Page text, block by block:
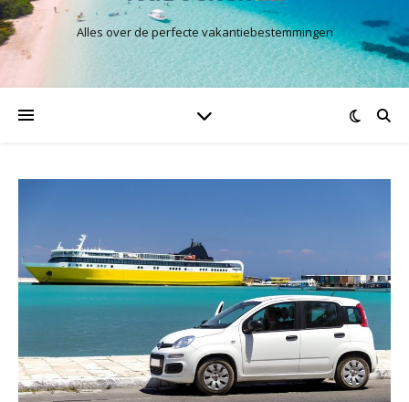
Alles over de perfecte vakantiebestemmingen